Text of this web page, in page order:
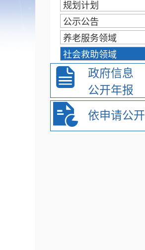
规划计划
公示公告
养老服务领域
社会救助领域
政府信息
公开年报
依申请公开